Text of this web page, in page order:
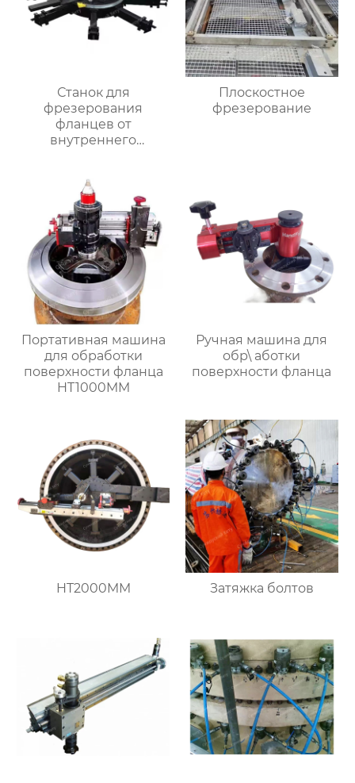
Станок для
фрезерования
фланцев от
внутреннего
Плоскостное
фрезерование
Портативная машина
для обработки
поверхности фланца
HT1000MM
Ручная машина для
обр\ аботки
поверхности фланца
HT2000MM Затяжка болтов